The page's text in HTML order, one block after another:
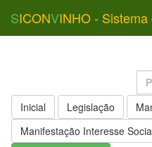
SICONVINHO -
Inicial Legislação
Manifestação Interesse